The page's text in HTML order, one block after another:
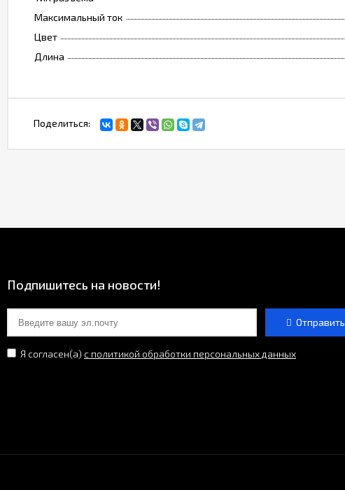
Максимальный ток
Цвет
Длина
Поделиться:
Подпишитесь на новости!
Отправить
Я согласен(a) с политикой обработки персональных данных